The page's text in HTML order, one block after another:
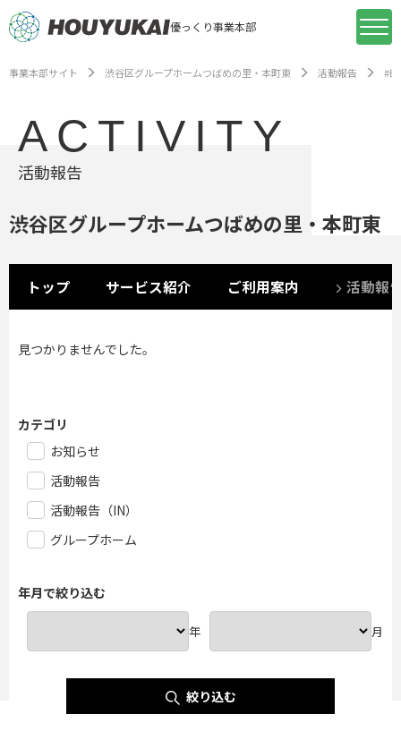
優っくり事業本部
事業本部サイト 渋谷区グループホームつばめの里・本町東 活動報告
ACTIVITY
活動報告
渋谷区グループホームつばめの里・本町東
トップ サービス紹介 ご利用案内 活動報
見つかりませんでした。
カテゴリ
お知らせ
活動報告
活動報告（IN）
グループホーム
年月で絞り込む
年 月
絞り込む